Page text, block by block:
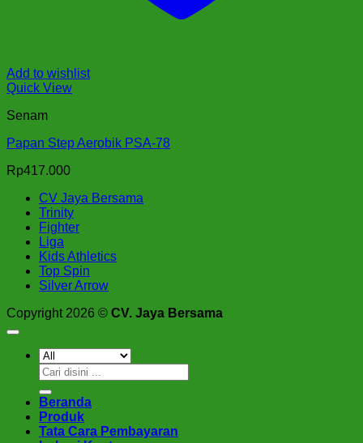
Add to wishlist
Quick View
Senam
Papan Step Aerobik PSA-78
Rp417.000
CV Jaya Bersama
Trinity
Fighter
Liga
Kids Athletics
Top Spin
Silver Arrow
Copyright 2026 © CV. Jaya Bersama
Pencarian
untuk:
Beranda
Produk
Tata Cara Pembayaran